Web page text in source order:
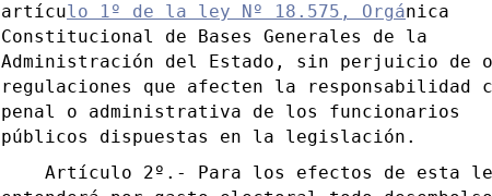
artículo 1º de la ley Nº 18.575, Orgánica
Constitucional de Bases Generales de la
Administración del Estado, sin perjuicio de
regulaciones que afecten la
penal o administrativa de los funcionarios
públicos dispuestas en la legislación.
Artículo 2º.- Para los efectos de esta